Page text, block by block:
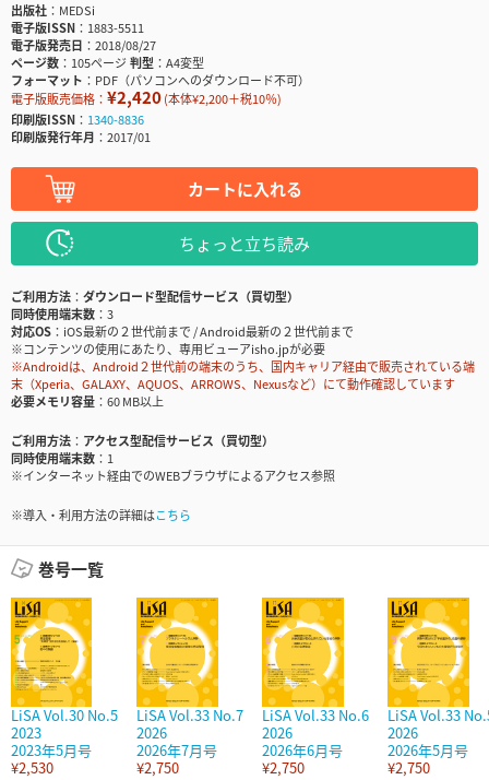
出版社
MEDSi
電子版ISSN
1883-5511
電子版発売日
2018/08/27
ページ数
105ページ判型
A4変型
フォーマット
PDF（パソコンへのダウンロード不可）
電子版販売価格： ¥2,420(本体¥2,200＋税10％)
印刷版ISSN
1340-8836
印刷版発行年月
2017/01
カートに入れる
ちょっと立ち読み
ご利用方法
ダウンロード型配信サービス（買切型）
同時使用端末数
3
対応OS
iOS最新の２世代前まで / Android最新の２世代前まで
※コンテンツの使用にあたり、専用ビューアisho.jpが必要
※Androidは、Android２世代前の端末のうち、国内キャリア経由で販売されている端
末（Xperia、GALAXY、AQUOS、ARROWS、Nexusなど）にて動作確認しています
必要メモリ容量
60 MB以上
ご利用方法
アクセス型配信サービス（買切型）
同時使用端末数
1
※インターネット経由でのWEBブラウザによるアクセス参照
※導入・利用方法の詳細はこちら
巻号一覧
LiSA Vol.30 No.5
2023
2023年5月号
¥2,530
LiSA Vol.33 No.7
2026
2026年7月号
¥2,750
LiSA Vol.33 No.6
2026
2026年6月号
¥2,750
LiSA Vol.33
2026
2026年5月号
¥2,750